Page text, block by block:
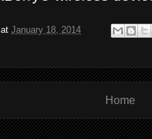
atJanuary 18, 2014
Home